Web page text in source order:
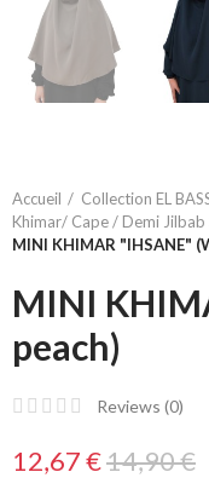
Accueil Collection EL
Khimar/ Cape / Demi Jilbab
MINI KHIMAR "IHSANE"
MINI
peach)
Reviews (0)
12,67 €14,90 €